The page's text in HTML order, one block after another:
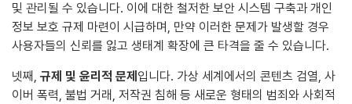
및 관리될 수 있습니다. 이에 대한 철저한 보안 시스템 구축과 개인
정보 보호 규제 마련이 시급하며, 만약 이러한 문제가 발생할 경우
사용자들의 신뢰를 잃고 생태계 확장에 큰 타격을 줄 수 있습니다.
넷째, 규제 및 윤리적 문제 입니다. 가상 세계에서의 콘텐츠 검열, 사
이버 폭력, 불법 거래, 저작권 침해 등 새로운 형태의 범죄와 사회적